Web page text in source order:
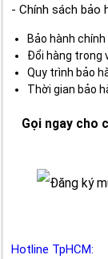
- Chính sách bảo
Bảo hành
Đổi hàng trong
Quy trình bảo
Thời gian bảo
Gọi ngay cho
Hotline TpHCM: